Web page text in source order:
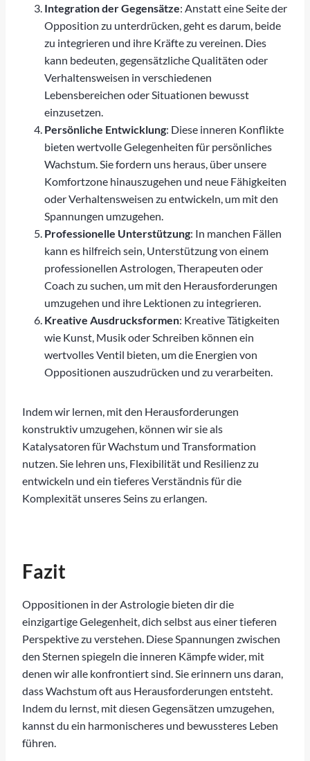
Integration der Gegensätze: Anstatt eine Seite der
Opposition zu unterdrücken, geht es darum, beide
zu integrieren und ihre Kräfte zu vereinen. Dies
kann bedeuten, gegensätzliche Qualitäten oder
Verhaltensweisen in verschiedenen
Lebensbereichen oder Situationen bewusst
einzusetzen.
Persönliche Entwicklung: Diese inneren Konflikte
bieten wertvolle Gelegenheiten für persönliches
Wachstum. Sie fordern uns heraus, über unsere
Komfortzone hinauszugehen und neue Fähigkeiten
oder Verhaltensweisen zu entwickeln, um mit den
Spannungen umzugehen.
Professionelle Unterstützung: In manchen Fällen
kann es hilfreich sein, Unterstützung von einem
professionellen Astrologen, Therapeuten oder
Coach zu suchen, um mit den Herausforderungen
umzugehen und ihre Lektionen zu integrieren.
Kreative Ausdrucksformen: Kreative Tätigkeiten
wie Kunst, Musik oder Schreiben können ein
wertvolles Ventil bieten, um die Energien von
Oppositionen auszudrücken und zu verarbeiten.
Indem wir lernen, mit den Herausforderungen
konstruktiv umzugehen, können wir sie als
Katalysatoren für Wachstum und Transformation
nutzen. Sie lehren uns, Flexibilität und Resilienz zu
entwickeln und ein tieferes Verständnis für die
Komplexität unseres Seins zu erlangen.
Fazit
Oppositionen in der Astrologie bieten dir die
einzigartige Gelegenheit, dich selbst aus einer tieferen
Perspektive zu verstehen. Diese Spannungen zwischen
den Sternen spiegeln die inneren Kämpfe wider, mit
denen wir alle konfrontiert sind. Sie erinnern uns daran,
dass Wachstum oft aus Herausforderungen entsteht.
Indem du lernst, mit diesen Gegensätzen umzugehen,
kannst du ein harmonischeres und bewussteres Leben
führen.